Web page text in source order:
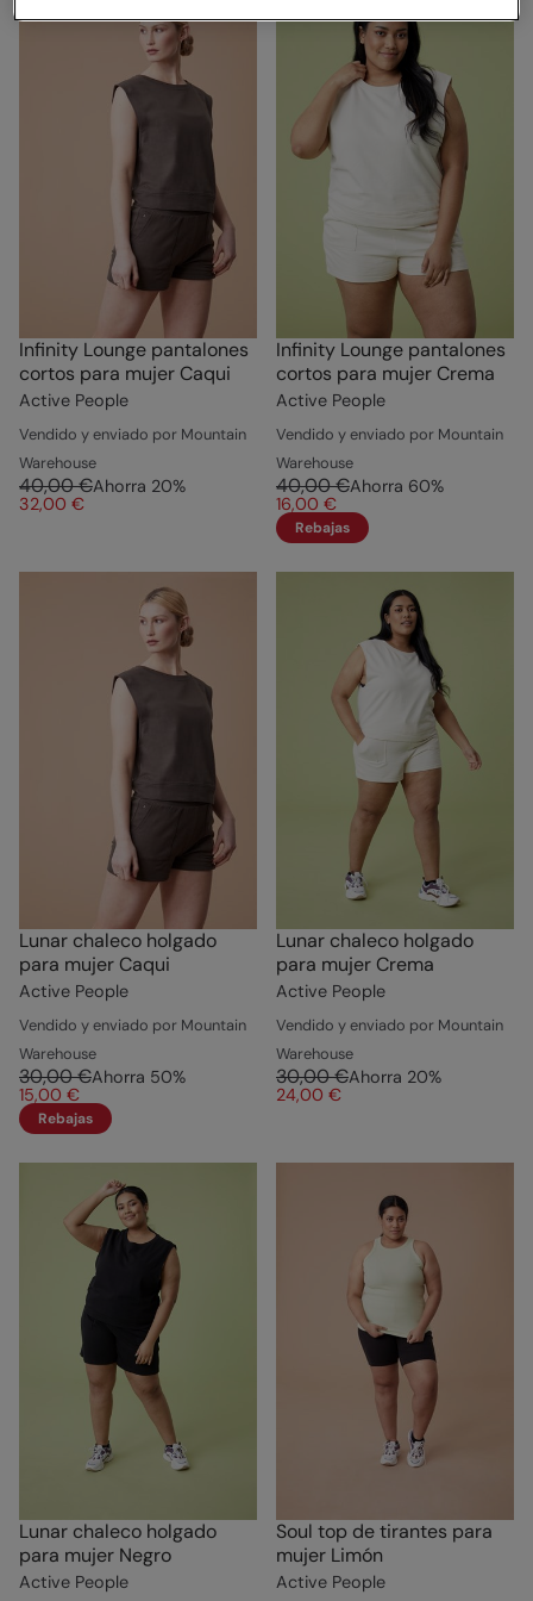
Infinity Lounge pantalones
cortos para mujer Caqui
Active People
Vendido y enviado por Mountain
Warehouse
40,00 €Ahorra 20%
32,00 €
Infinity Lounge pantalones
cortos para mujer Crema
Active People
Vendido y enviado por Mountain
Warehouse
40,00 €Ahorra 60%
16,00 €
Rebajas
Lunar chaleco holgado
para mujer Caqui
Active People
Vendido y enviado por Mountain
Warehouse
30,00 €Ahorra 50%
15,00 €
Rebajas
Lunar chaleco holgado
para mujer Crema
Active People
Vendido y enviado por Mountain
Warehouse
30,00 €Ahorra 20%
24,00 €
Lunar chaleco holgado
para mujer Negro
Active People
Soul top de tirantes para
mujer Limón
Active People